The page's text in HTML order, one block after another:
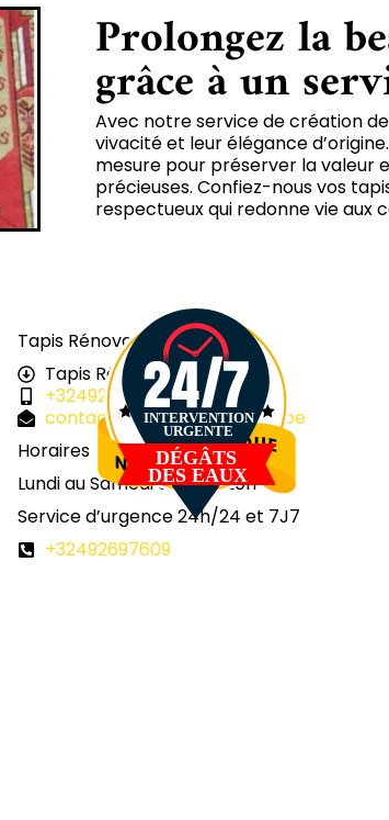
Prolongez la
grâce à un
Avec notre service de création
vivacité et leur élégance
mesure pour préserver la valeur
précieuses. Confiez-nous vos
respectueux qui redonne vie aux
Tapis Rénovation Belgique
Tapis Rénovation Belgique
+32492697609
contact@tapis-renovation.be
Horaires
Lundi au Samedi de 9h à 20h
Service d’urgence 24h/24 et 7J7
+32492697609